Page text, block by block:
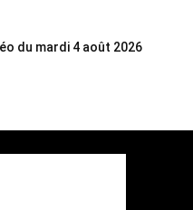
du mardi 4 août 2026